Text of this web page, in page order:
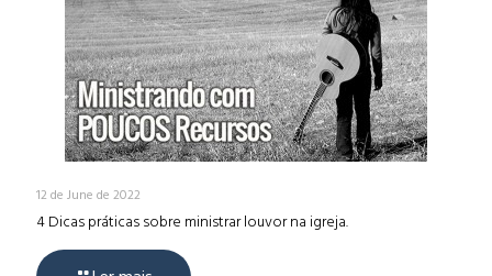
12 de June de 2022
4 Dicas práticas sobre ministrar louvor na igreja.